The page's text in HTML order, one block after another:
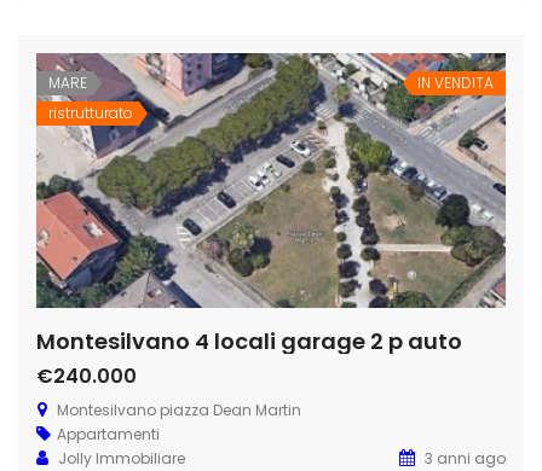
MARE
ristrutturato
IN VENDITA
Montesilvano 4 locali garage 2 p auto
€240.000
Montesilvano piazza Dean Martin
Appartamenti
Jolly Immobiliare
3 anni ago